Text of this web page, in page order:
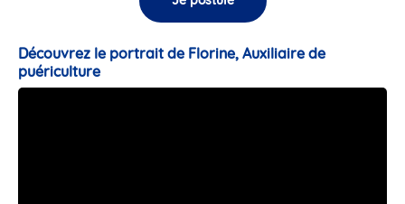
Découvrez le portrait de Florine, Auxiliaire de
puériculture